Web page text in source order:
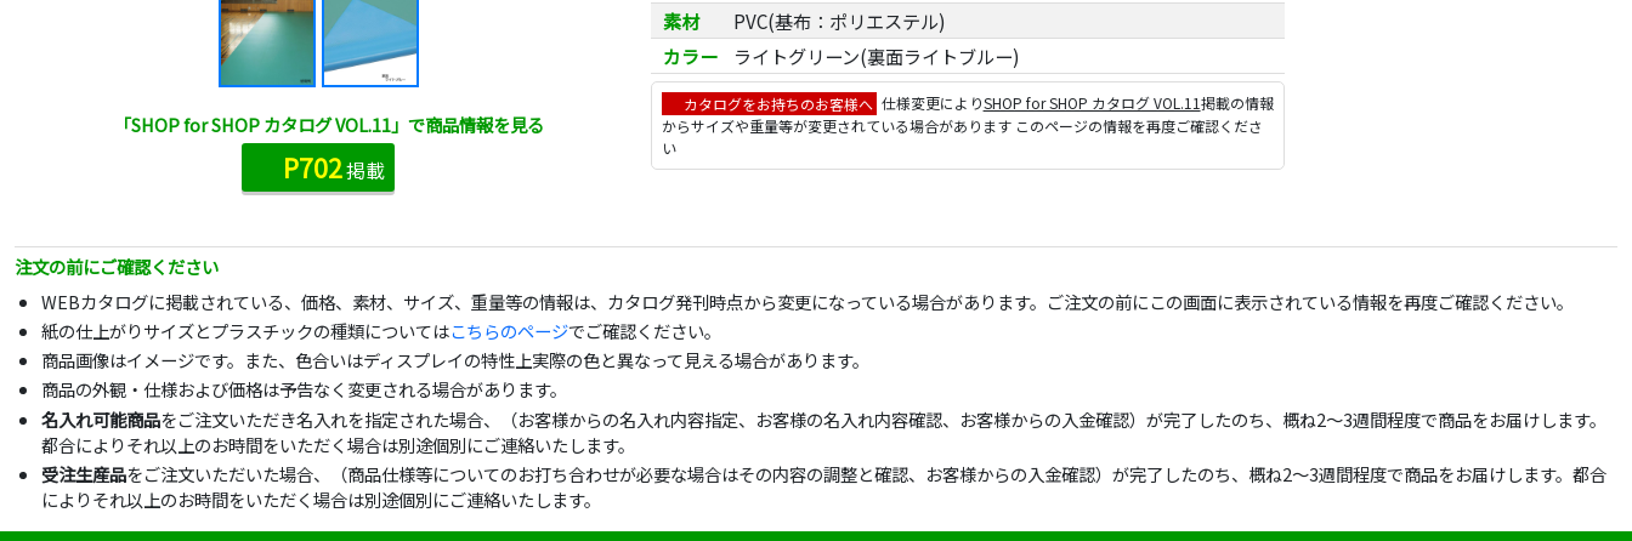
素材
PVC(基布：ポリエステル)
カラー
ライトグリーン(裏面ライトブルー)
カタログをお持ちのお客様へ 仕様変更によりSHOP for SHOP カタログ VOL.11掲載の情報
からサイズや重量等が変更されている場合があります このページの情報を再度ご確認くださ
い
「SHOP for SHOP カタログ VOL.11」で商品情報を見る
P702掲載
注文の前にご確認ください
WEBカタログに掲載されている、価格、素材、サイズ、重量等の情報は、カタログ発刊時点から変更になっている場合があります。ご注文の前にこの画面に表示されている情報を再度ご確認ください。
紙の仕上がりサイズとプラスチックの種類についてはこちらのページでご確認ください。
商品画像はイメージです。また、色合いはディスプレイの特性上実際の色と異なって見える場合があります。
商品の外観・仕様および価格は予告なく変更される場合があります。
名入れ可能商品をご注文いただき名入れを指定された場合、（お客様からの名入れ内容指定、お客様の名入れ内容確認、お客様からの入金確認）が完了したのち、概ね2～3週間程度で商品をお届けします。
都合によりそれ以上のお時間をいただく場合は別途個別にご連絡いたします。
受注生産品をご注文いただいた場合、（商品仕様等についてのお打ち合わせが必要な場合はその内容の調整と確認、お客様からの入金確認）が完了したのち、概ね2～3週間程度で商品をお届けします。都合
によりそれ以上のお時間をいただく場合は別途個別にご連絡いたします。